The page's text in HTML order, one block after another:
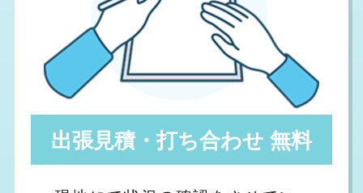
出張見積・打ち合わせ 無料